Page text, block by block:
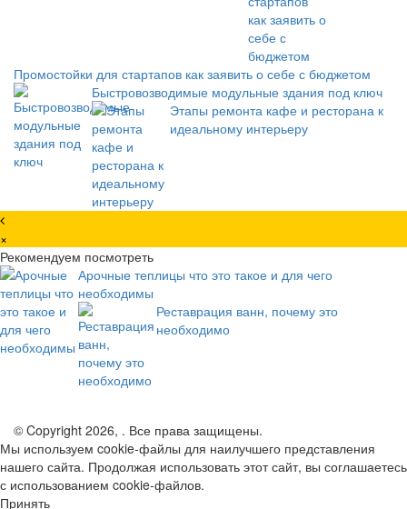
Промостойки для стартапов как заявить о себе с бюджетом
Быстровозводимые модульные здания под ключ
Этапы ремонта кафе и ресторана к
идеальному интерьеру
×
Рекомендуем посмотреть
Арочные теплицы что это такое и для чего
необходимы
Реставрация ванн, почему это
необходимо
© Copyright 2026, . Все права защищены.
Мы используем cookie-файлы для наилучшего представления
нашего сайта. Продолжая использовать этот сайт, вы соглашаетесь
с использованием cookie-файлов.
Принять